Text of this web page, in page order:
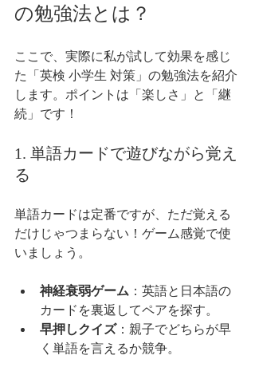
の勉強法とは？
ここで、実際に私が試して効果を感じ
た「英検 小学生 対策」の勉強法を紹介
します。ポイントは「楽しさ」と「継
続」です！
1. 単語カードで遊びながら覚え
る
単語カードは定番ですが、ただ覚える
だけじゃつまらない！ゲーム感覚で使
いましょう。
神経衰弱ゲーム ：英語と日本語の
カードを裏返してペアを探す。
早押しクイズ：親子でどちらが早
く単語を言えるか競争。